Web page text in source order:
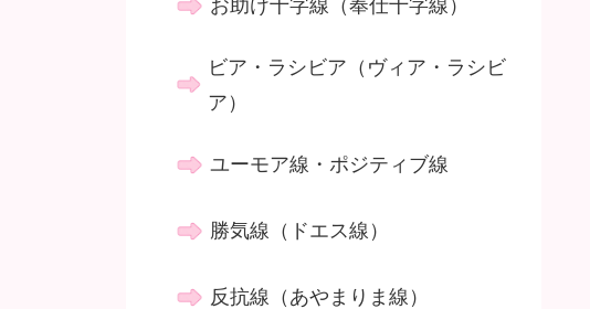
お助け十字線（奉仕十字線）
ビア・ラシビア（ヴィア・ラシビ
ア）
ユーモア線・ポジティブ線
勝気線（ドエス線）
反抗線（あやまりま線）